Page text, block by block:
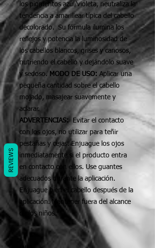
los pigmentos azul/violeta, neutraliza la
tendencia a amarillear típica del cabello
decolorado. Su fórmula ilumina los
reflejos y potencia la luminosidad de
los cabellos blancos, grises y canosos,
nutriendo el cabello y dejándolo suave
y sedoso. MODO DE USO: Aplicar una
pequeña cantidad sobre el cabello
mojado, masajear suavemente y
aclarar.
ADVERTENCIAS: Evitar el contacto
con los ojos, no utilizar para teñir
pestañas y cejas. Enjuague los ojos
inmediatamente si el producto entra
en contacto con ellos. Use guantes
adecuados durante la aplicación.
Enjuague bien el cabello después de la
aplicación. Mantener fuera del alcance
de los niños.
REVIEWS